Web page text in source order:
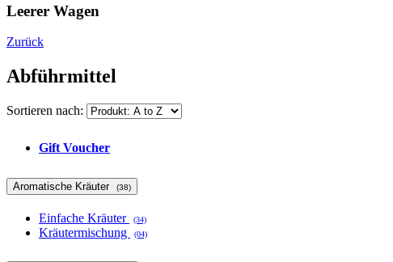
Leerer Wagen
Zurück
Abführmittel
Sortieren nach:
Gift Voucher
Aromatische Kräuter (38)
Einfache Kräuter (34)
Kräutermischung (04)